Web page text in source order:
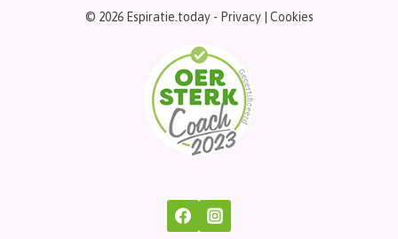
© 2026 Espiratie.today - Privacy| Cookies